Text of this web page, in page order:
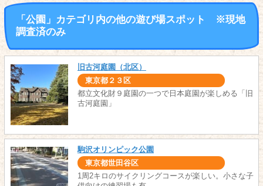
「公園」カテゴリ内の他の遊び場スポット ※現地
調査済のみ
旧古河庭園（北区）
東京都２３区
都立文化財９庭園の一つで日本庭園が楽しめる「旧
古河庭園」
駒沢オリンピック公園
東京都世田谷区
1周2キロのサイクリングコースが楽しい。小さな子